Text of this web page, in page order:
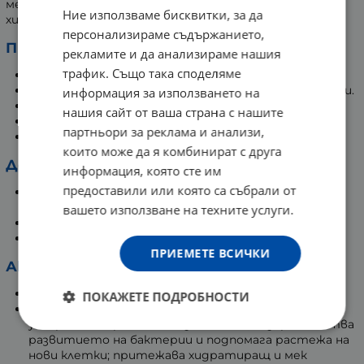
мекота. Душ гелът е подходящ за всяка възраст и е
хипоалергенен.
Предназначение:
За нормална, суха, много суха или лющеща се кожа.
Чувствителна кожа, предразположена към алергии.
За ежедневна употреба.
Грижа за кожа, склонна към атопичен дерматит.
Всяка възраст.
Действие:
Нежно, неагресивно почистване на
замърсяванията.
Съхранява съдържанието на влага в кожата.
Възстановява защитната функция на кожата.
Активни съставки
Уреа 5% – хидратиращ ефект.
Млечна киселина – алфа-хидрокси киселина,
ускоряваща процеса на излющване, възпрепятства
развитието на бактерии и подпомага растежа на
нови клетки; притежава хидратиращ и мек
Ние използваме бисквитки, за да
персонализираме съдържанието,
рекламите и да анализираме нашия
трафик. Също така споделяме
информация за използването на
нашия сайт от ваша страна с нашите
партньори за реклама и анализи,
които може да я комбинират с друга
информация, която сте им
предоставили или която са събрали от
вашето използване на техните услуги.
ПРИЕМЕТЕ ВСИЧКИ
ПОКАЖЕТЕ ПОДРОБНОСТИ